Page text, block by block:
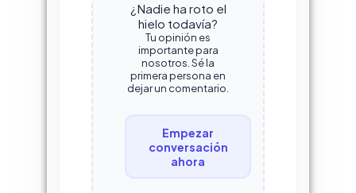
¿Nadie ha roto el
hielo todavía?
Tu opinión es
importante para
nosotros. Sé la
primera persona en
dejar un comentario.
Empezar
conversación
ahora